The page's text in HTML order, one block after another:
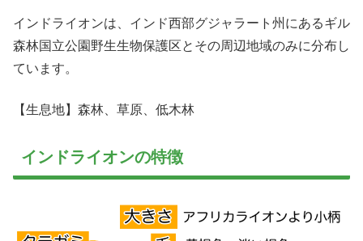
インドライオンは、インド西部グジャラート州にあるギル
森林国立公園野生生物保護区とその周辺地域のみに分布し
ています。
【生息地】森林、草原、低木林
インドライオンの特徴